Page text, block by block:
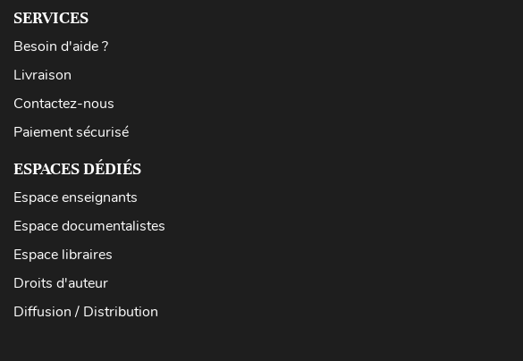
SERVICES
Besoin d'aide ?
Livraison
Contactez-nous
Paiement sécurisé
ESPACES DÉDIÉS
Espace enseignants
Espace documentalistes
Espace libraires
Droits d'auteur
Diffusion / Distribution